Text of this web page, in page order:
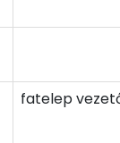
fatelep